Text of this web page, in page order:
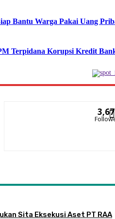
Bantu Warga Pakai Uang
Terpidana Korupsi Kredit
Sita Eksekusi Aset PT RAA